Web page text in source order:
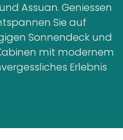
Assuan. Geniessen
Sie auf
Sonnendeck und
mit modernem
Erlebnis